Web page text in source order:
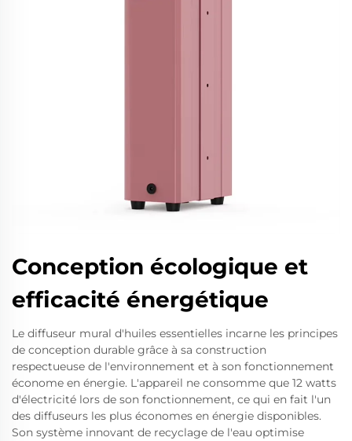
Conception écologique et
efficacité énergétique
Le diffuseur mural d'huiles essentielles incarne les principes
de conception durable grâce à sa construction
respectueuse de l'environnement et à son fonctionnement
économe en énergie. L'appareil ne consomme que 12 watts
d'électricité lors de son fonctionnement, ce qui en fait l'un
des diffuseurs les plus économes en énergie disponibles.
Son système innovant de recyclage de l'eau optimise